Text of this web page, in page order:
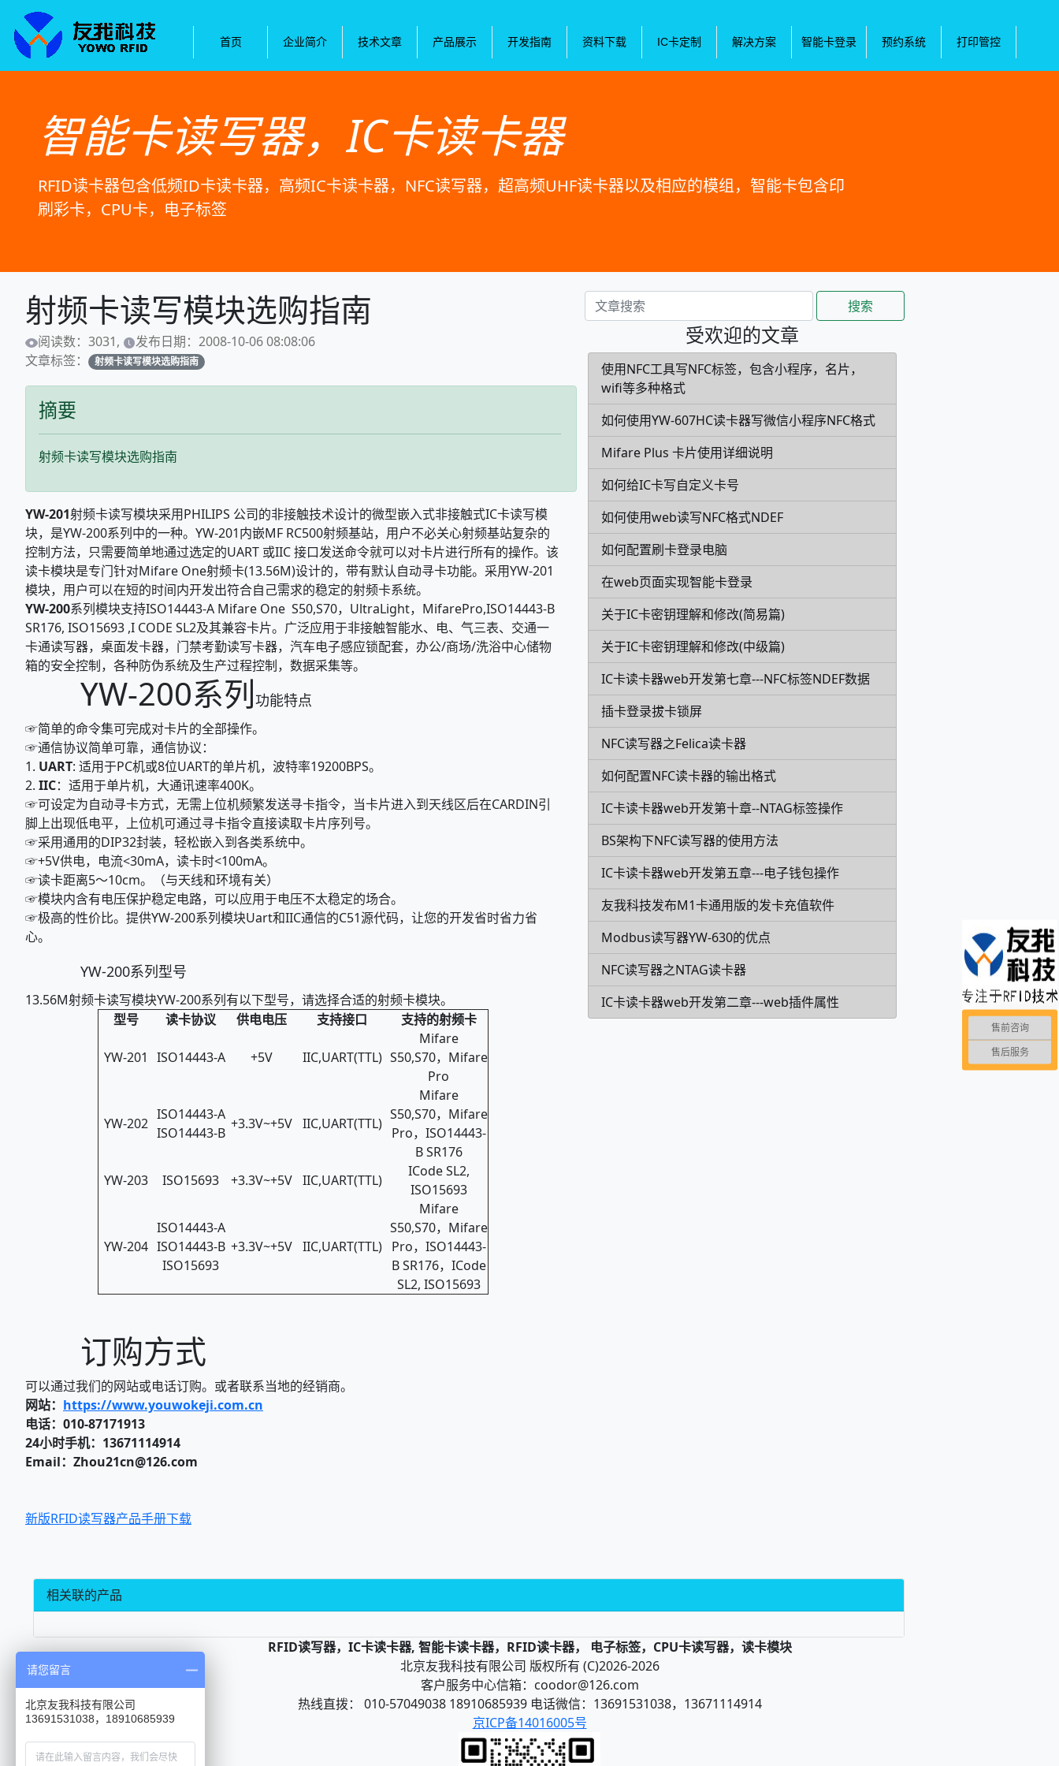
首页 企业简介 技术文章 产品展示 开发指南 资料下载 IC卡定制 解决方案 智能卡登录 预约系统 打印管控
智能卡读写器，IC卡读卡器
RFID读卡器包含低频ID卡读卡器，高频IC卡读卡器，NFC读写器，超高频UHF读卡器以及相应的模组，智能卡包含印
刷彩卡，CPU卡，电子标签
搜索
受欢迎的文章
使用NFC工具写NFC标签，包含小程序，名片，
wifi等多种格式
如何使用YW-607HC读卡器写微信小程序NFC格式
Mifare Plus 卡片使用详细说明
如何给IC卡写自定义卡号
如何使用web读写NFC格式NDEF
如何配置刷卡登录电脑
在web页面实现智能卡登录
关于IC卡密钥理解和修改(简易篇)
关于IC卡密钥理解和修改(中级篇)
IC卡读卡器web开发第七章---NFC标签NDEF数据
插卡登录拔卡锁屏
NFC读写器之Felica读卡器
如何配置NFC读卡器的输出格式
IC卡读卡器web开发第十章--NTAG标签操作
BS架构下NFC读写器的使用方法
IC卡读卡器web开发第五章---电子钱包操作
友我科技发布M1卡通用版的发卡充值软件
Modbus读写器YW-630的优点
NFC读写器之NTAG读卡器
IC卡读卡器web开发第二章---web插件属性
射频卡读写模块选购指南
阅读数：3031,
发布日期：2008-10-06 08:08:06
文章标签：
射频卡读写模块选购指南
摘要
射频卡读写模块选购指南
YW-201射频卡读写模块采用PHILIPS 公司的非接触技术设计的微型嵌入式非接触式IC卡读写模
块，是YW-200系列中的一种。YW-201内嵌MF RC500射频基站，用户不必关心射频基站复杂的
控制方法，只需要简单地通过选定的UART 或IIC 接口发送命令就可以对卡片进行所有的操作。该
读卡模块是专门针对Mifare One射频卡(13.56M)设计的，带有默认自动寻卡功能。采用YW-201
模块，用户可以在短的时间内开发出符合自己需求的稳定的射频卡系统。
YW-200系列模块支持ISO14443-A Mifare One S50,S70，UltraLight，MifarePro,ISO14443-B
SR176, ISO15693 ,I CODE SL2及其兼容卡片。广泛应用于非接触智能水、电、气三表、交通一
卡通读写器，桌面发卡器，门禁考勤读写卡器，汽车电子感应锁配套，办公/商场/洗浴中心储物
箱的安全控制，各种防伪系统及生产过程控制，数据采集等。
YW-200系列功能特点
☞简单的命令集可完成对卡片的全部操作。
☞通信协议简单可靠，通信协议：
1. UART: 适用于PC机或8位UART的单片机，波特率19200BPS。
2. IIC：适用于单片机，大通讯速率400K。
☞可设定为自动寻卡方式，无需上位机频繁发送寻卡指令，当卡片进入到天线区后在CARDIN引
脚上出现低电平，上位机可通过寻卡指令直接读取卡片序列号。
☞采用通用的DIP32封装，轻松嵌入到各类系统中。
☞+5V供电，电流<30mA，读卡时<100mA。
☞读卡距离5～10cm。（与天线和环境有关）
☞模块内含有电压保护稳定电路，可以应用于电压不太稳定的场合。
☞极高的性价比。提供YW-200系列模块Uart和IIC通信的C51源代码，让您的开发省时省力省
心。
YW-200系列型号
13.56M射频卡读写模块YW-200系列有以下型号，请选择合适的射频卡模块。
型号
读卡协议 供电电压 支持接口 支持的射频卡
YW-201 ISO14443-A +5V IIC,UART(TTL)
Mifare
S50,S70，Mifare
Pro
YW-202
ISO14443-A
ISO14443-B
+3.3V~+5V IIC,UART(TTL)
Mifare
S50,S70，Mifare
Pro，ISO14443-
B SR176
YW-203
ISO15693 +3.3V~+5V IIC,UART(TTL)
ICode SL2,
ISO15693
YW-204
ISO14443-A
ISO14443-B
ISO15693
+3.3V~+5V IIC,UART(TTL)
Mifare
S50,S70，Mifare
Pro，ISO14443-
B SR176，ICode
SL2, ISO15693
订购方式
可以通过我们的网站或电话订购。或者联系当地的经销商。
网站： https://www.youwokeji.com.cn
电话：010-87171913
24小时手机：13671114914
Email：Zhou21cn@126.com
新版RFID读写器产品手册下载
相关联的产品
RFID读写器，IC卡读卡器, 智能卡读卡器，RFID读卡器， 电子标签，CPU卡读写器，读卡模块
北京友我科技有限公司 版权所有 (C)2026-2026
客户服务中心信箱：coodor@126.com
热线直拨： 010-57049038 18910685939 电话微信：13691531038，13671114914
京ICP备14016005号
售前咨询
售后服务
请您留言
北京友我科技有限公司
13691531038，18910685939